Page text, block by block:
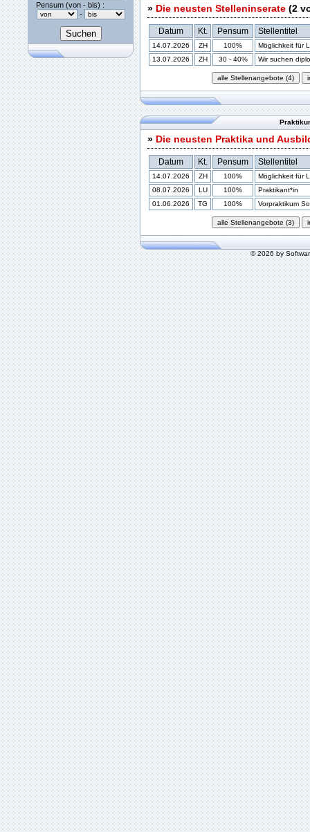
Pensum (von - bis) :
- » Die neusten Stelleninserate (2
Datum Kt. Pensum Stellentitel
14.07.2026 ZH 100%
Möglichkeit für
13.07.2026
ZH 30 - 40% Wir suchen
» Die neusten Praktika und
Datum Kt. Pensum Stellentitel
14.07.2026 ZH 100%
Möglichkeit für
08.07.2026
LU 100%
Praktikant*in
01.06.2026
TG 100% Vorpraktikum
© 2026 by